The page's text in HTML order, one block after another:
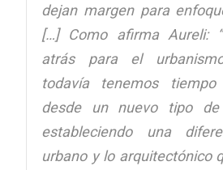
dejan margen para
[…] Como afirma Aureli:
atrás para el
todavía tenemos
desde un nuevo tipo de
estableciendo una
urbano y lo arquitectónico